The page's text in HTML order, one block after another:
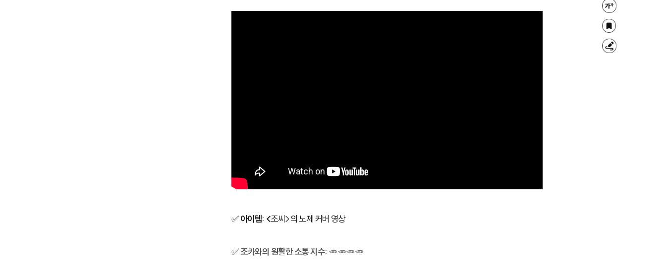
✅아이템: <조씨>의 노제 커버 영상
✅조카와의 원활한 소통 지수: 🥕🥕🥕🥕
로
가
기
글
자
크
기
북
마
형